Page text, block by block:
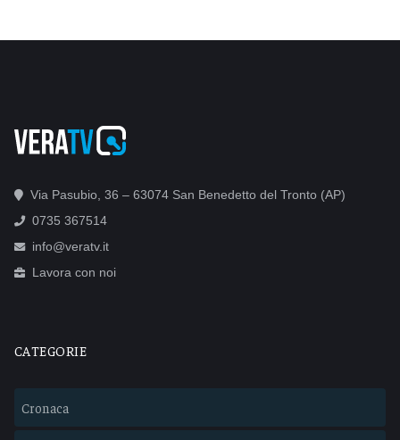
Via Pasubio, 36 – 63074 San Benedetto del Tronto (AP)
0735 367514
info@veratv.it
Lavora con noi
CATEGORIE
Cronaca